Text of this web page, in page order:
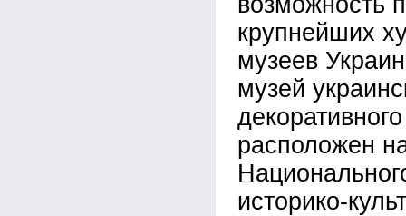
крупнейших
музеев
музей
расположен
историко-